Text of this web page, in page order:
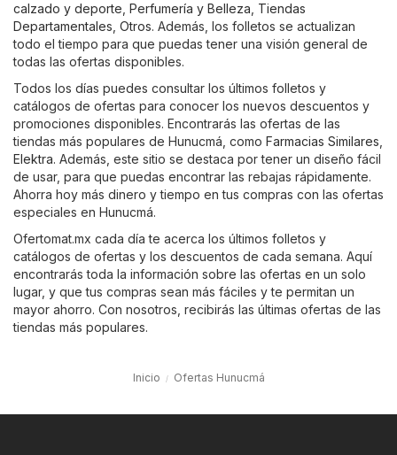
calzado y deporte Perfumería y Belleza Tiendas
Departamentales Otros. Además, los folletos se actualizan
todo el tiempo para que puedas tener una visión general de
todas las ofertas disponibles.
Todos los días puedes consultar los últimos folletos y
catálogos de ofertas para conocer los nuevos descuentos y
promociones disponibles. Encontrarás las ofertas de las
tiendas más populares de Hunucmá, como Farmacias Similares
Elektra. Además, este sitio se destaca por tener un diseño fácil
de usar, para que puedas encontrar las rebajas rápidamente.
Ahorra hoy más dinero y tiempo en tus compras con las ofertas
especiales en Hunucmá.
Ofertomat.mx cada día te acerca los últimos folletos y
catálogos de ofertas y los descuentos de cada semana. Aquí
encontrarás toda la información sobre las ofertas en un solo
lugar, y que tus compras sean más fáciles y te permitan un
mayor ahorro. Con nosotros, recibirás las últimas ofertas de las
tiendas más populares.
Inicio Ofertas Hunucmá